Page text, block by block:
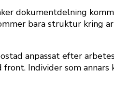
dokumentdelning
bara struktur kring
anpassat efter
Individer som annars